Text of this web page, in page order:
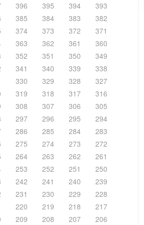
396 395 394
393
385 384 383
382
374 373 372
371
363 362 361
360
352 351 350
349
341 340 339
338
330 329 328
327
319 318 317
316
308 307 306
305
297 296 295
294
286 285 284
283
275 274 273
272
264 263 262
261
253 252 251
250
242 241 240
239
231 230 229
228
220 219 218
217
209 208 207 206